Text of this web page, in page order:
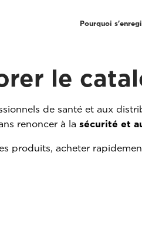
Pourquoi
le
de santé et aux
renoncer à la sécurité et
produits, acheter